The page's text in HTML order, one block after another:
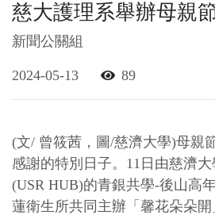
慈大護理系舉辦母親
新聞公關組
2024-05-13 89
(文/ 曾筱茜，圖/慈濟大學)母親
感謝的特別日子。11日由慈濟
(USR HUB)的青銀共學-後山高
蓮衛生所共同主辦「馨花朵朵